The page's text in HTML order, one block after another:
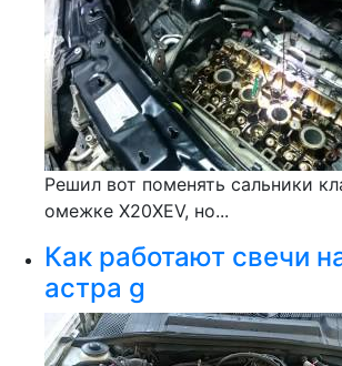
Решил вот поменять сальники
омежке X20XEV, но...
Как работают свечи
астра g